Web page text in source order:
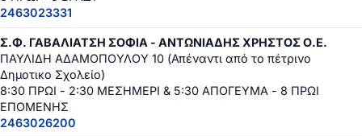
2463023331
Σ.Φ. ΓΑΒΑΛΙΑΤΣΗ ΣΟΦΙΑ - ΑΝΤΩΝΙΑΔΗΣ ΧΡΗΣΤΟΣ Ο.Ε.
ΠΑΥΛΙΔΗ ΑΔΑΜΟΠΟΥΛΟΥ 10 (Απέναντι από το πέτρινο
Δημοτικο Σχολείο)
8:30 ΠΡΩΙ - 2:30 ΜΕΣΗΜΕΡΙ & 5:30 ΑΠΟΓΕΥΜΑ - 8 ΠΡΩΙ
ΕΠΟΜΕΝΗΣ
2463026200